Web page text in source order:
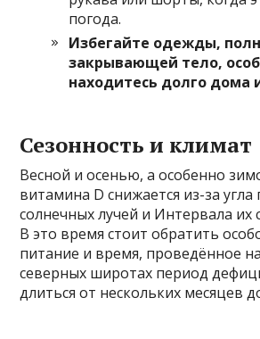
погода.
Избегайте одежды,
закрывающей тело,
находитесь долго дома
Сезонность и климат
Весной и осенью, а особенно
витамина D снижается из-за угла
солнечных лучей и Интервала их
В это время стоит обратить
питание и время, проведённое
северных широтах период
длиться от нескольких месяцев